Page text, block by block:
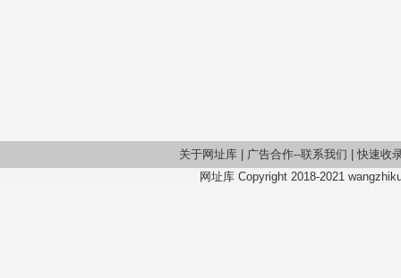
关于网址库 广告合作--联系我们
快速收
网址库 Copyright 2018-2021